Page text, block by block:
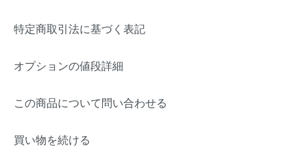
特定商取引法に基づく表記
オプションの値段詳細
この商品について問い合わせる
買い物を続ける